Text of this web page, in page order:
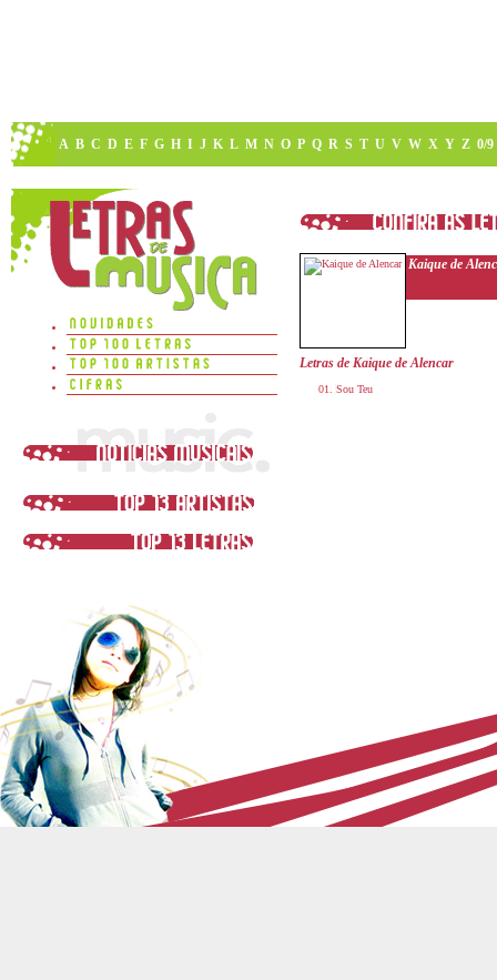
A B C D E F G H I J K L M N O P Q R S T U V W X Y Z 0/9
Kaique de
Letras de Kaique de Alencar
Sou Teu